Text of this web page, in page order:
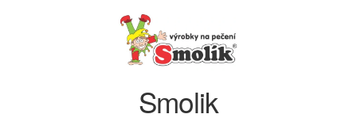
Ozdoby na tort weselny
Smolik